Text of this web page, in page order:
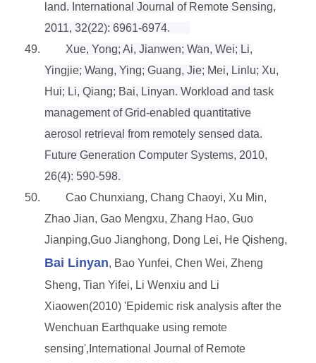
land. International Journal of Remote Sensing,
2011, 32(22): 6961-6974.
49.
Xue, Yong; Ai, Jianwen; Wan, Wei; Li,
Yingjie; Wang, Ying; Guang, Jie; Mei, Linlu; Xu,
Hui; Li, Qiang; Bai, Linyan. Workload and task
management of Grid-enabled quantitative
aerosol retrieval from remotely sensed data.
Future Generation Computer Systems, 2010,
26(4): 590-598.
50.
Cao Chunxiang, Chang Chaoyi, Xu Min,
Zhao Jian, Gao Mengxu, Zhang Hao, Guo
Jianping,Guo Jianghong, Dong Lei, He Qisheng,
Bai Linyan, Bao Yunfei, Chen Wei, Zheng
Sheng, Tian Yifei, Li Wenxiu and Li
Xiaowen(2010) 'Epidemic risk analysis after the
Wenchuan Earthquake using remote
sensing',International Journal of Remote